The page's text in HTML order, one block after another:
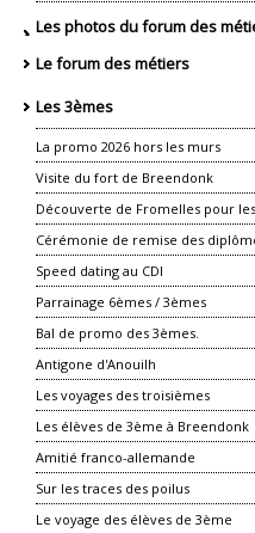
Les photos du forum des
Le forum des métiers
Les 3èmes
La promo 2026 hors les murs
Visite du fort de Breendonk
Découverte de Fromelles pour
Cérémonie de remise des
Speed dating au CDI
Parrainage 6èmes / 3èmes
Bal de promo des 3èmes.
Antigone d'Anouilh
Les voyages des troisièmes
Les élèves de 3ème à Breendonk
Amitié franco-allemande
Sur les traces des poilus
Le voyage des élèves de 3ème